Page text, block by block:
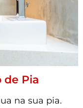
Pia
na sua pia.